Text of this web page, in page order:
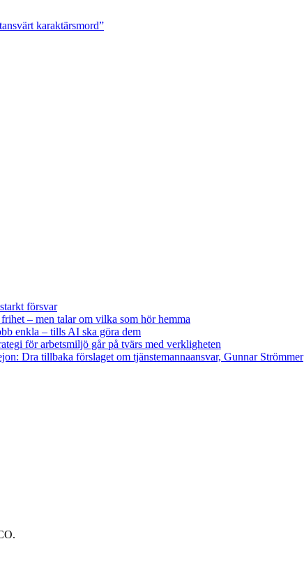
karaktärsmord”
försvar
– men talar om vilka som hör hemma
enkla – tills AI ska göra dem
för arbetsmiljö går på tvärs med verkligheten
Dra tillbaka förslaget om tjänstemannaansvar, Gunnar Strömmer